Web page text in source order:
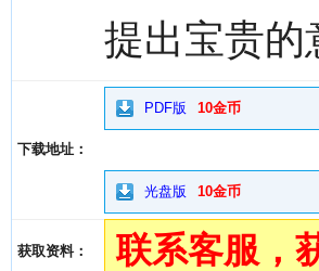
提出宝贵的
下载地址：
PDF版 10金币
光盘版 10金币
获取资料： 联系客服，